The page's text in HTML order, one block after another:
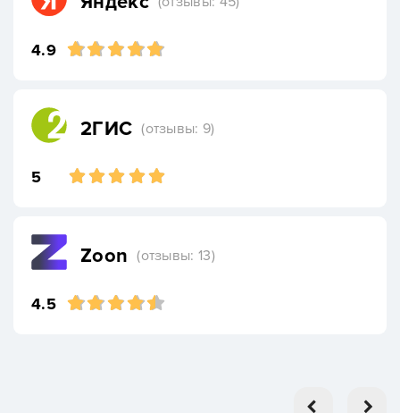
4.9
2ГИС (отзывы: 9)
5
Zoon (отзывы: 13)
4.5